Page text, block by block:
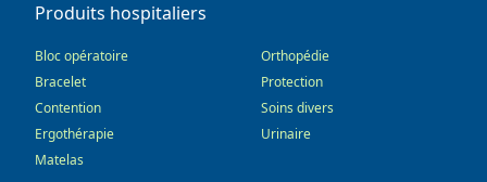
Produits hospitaliers
Bloc opératoire
Bracelet
Contention
Ergothérapie
Matelas
Orthopédie
Protection
Soins divers
Urinaire